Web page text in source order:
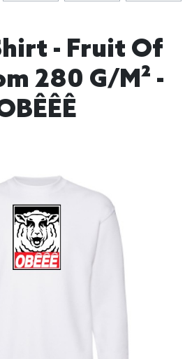
- Fruit Of
280 G/m² -